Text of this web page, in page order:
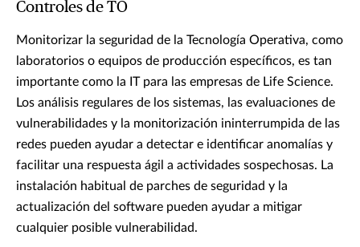
Controles de TO
Monitorizar la seguridad de la Tecnología Operativa, como
laboratorios o equipos de producción específicos, es tan
importante como la IT para las empresas de Life Science.
Los análisis regulares de los sistemas, las evaluaciones de
vulnerabilidades y la monitorización ininterrumpida de las
redes pueden ayudar a detectar e identificar anomalías y
facilitar una respuesta ágil a actividades sospechosas. La
instalación habitual de parches de seguridad y la
actualización del software pueden ayudar a mitigar
cualquier posible vulnerabilidad.